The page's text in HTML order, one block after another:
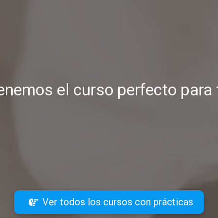
el curso perfecto para
Ver todos los cursos con prácticas